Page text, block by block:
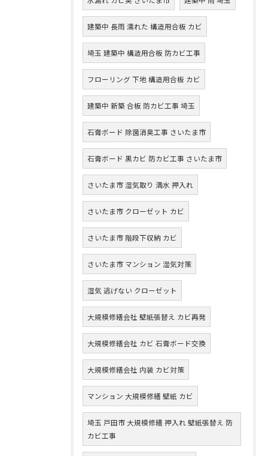
建築中 長雨 濡れた 構造用合板 カビ
埼玉 建築中 構造用合板 防カビ工事
フローリング 下地 構造用合板 カビ
建築中 新築 合板 防カビ工事 埼玉
石膏ボード 除菌消臭工事 さいたま市
石膏ボード 黒カビ 防カビ工事 さいたま市
さいたま市 湿気取り 満水 押入れ
さいたま市 クローゼット カビ
さいたま市 階段下収納 カビ
さいたま市 マンション 湿気対策
湿気 逃げない クローゼット
大規模修繕会社 壁紙張替え カビ再発
大規模修繕会社 カビ 石膏ボード交換
大規模修繕会社 内装 カビ対策
マンション 大規模修繕 壁紙 カビ
埼玉 戸田市 大規模修繕 押入れ 壁紙張替え 防
カビ工事